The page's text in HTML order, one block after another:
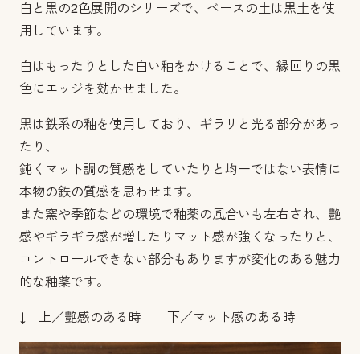
白と黒の2色展開のシリーズで、ベースの土は黒土を使
用しています。
白はもったりとした白い釉をかけることで、縁回りの黒
色にエッジを効かせました。
黒は鉄系の釉を使用しており、ギラリと光る部分があっ
たり、
鈍くマット調の質感をしていたりと均一ではない表情に
本物の鉄の質感を思わせます。
また窯や季節などの環境で釉薬の風合いも左右され、艶
感やギラギラ感が増したりマット感が強くなったりと、
コントロールできない部分もありますが変化のある魅力
的な釉薬です。
↓ 上／艶感のある時 下／マット感のある時